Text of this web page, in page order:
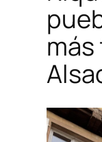
más